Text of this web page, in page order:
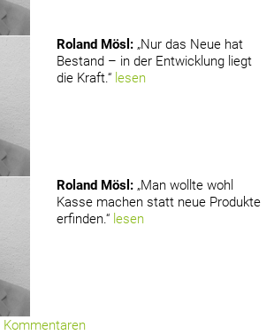
Roland Mösl : „Nur das Neue hat
Bestand – in der Entwicklung liegt
die Kraft.“ lesen
Roland Mösl : „Man wollte wohl
Kasse machen statt neue Produkte
erfinden.“ lesen
Kommentaren